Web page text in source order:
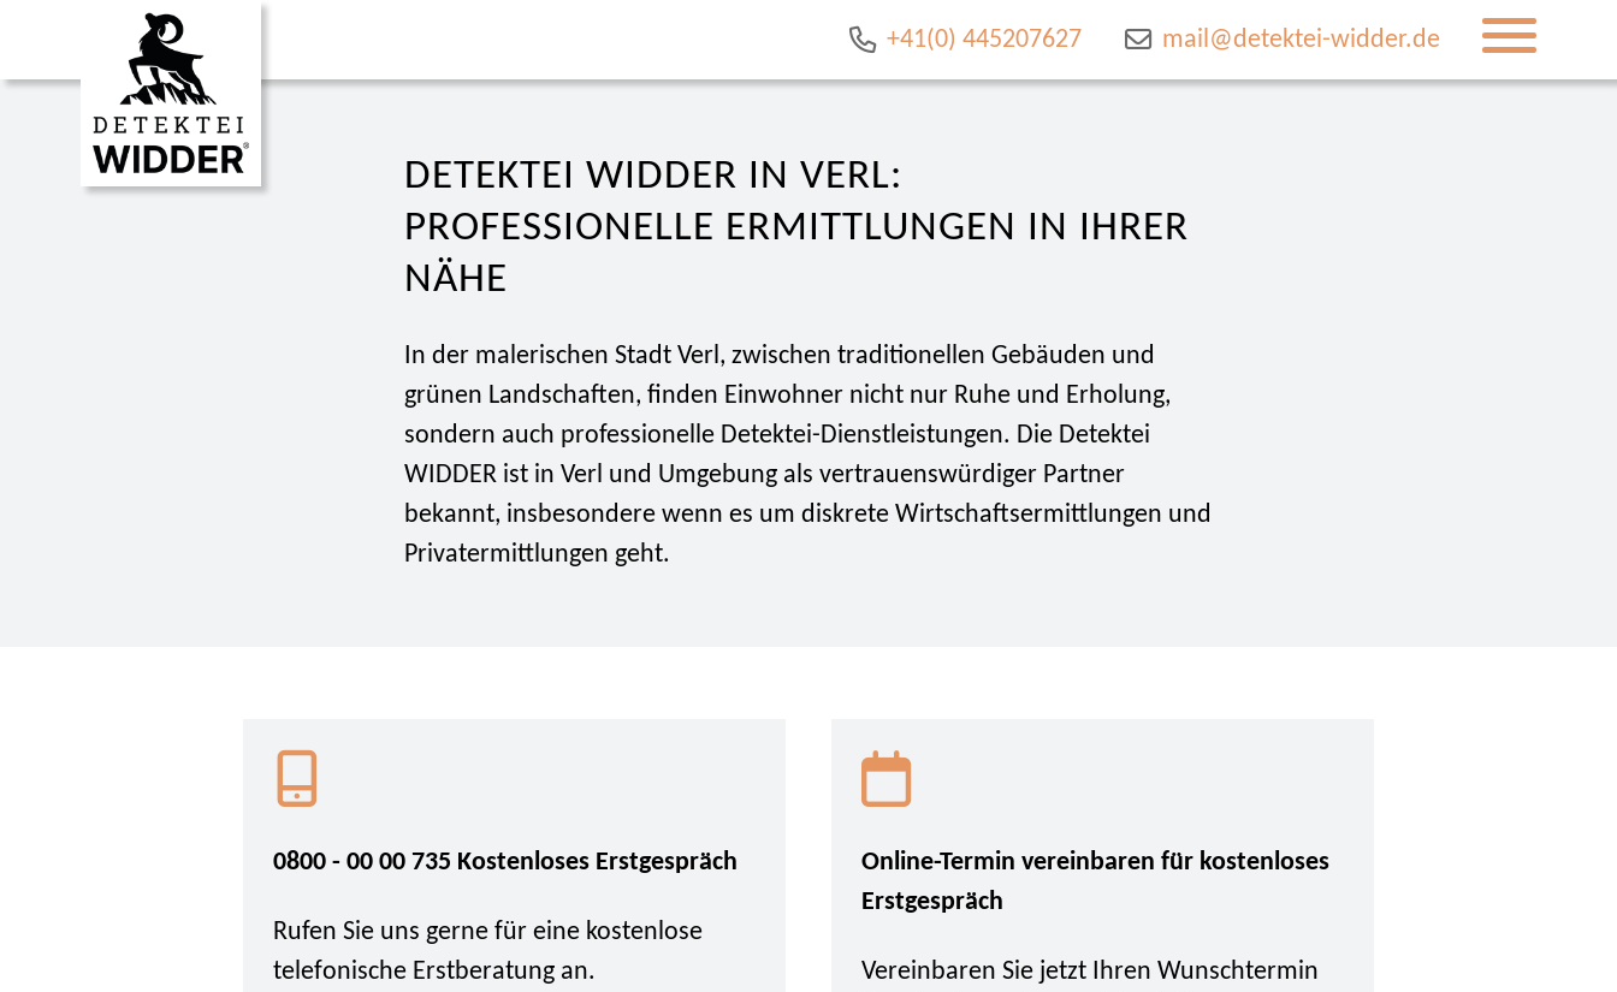
+41(0) 445207627 mail@detektei-widder.de
DETEKTEI WIDDER IN VERL:
PROFESSIONELLE ERMITTLUNGEN IN IHRER
NÄHE
In der malerischen Stadt Verl, zwischen traditionellen Gebäuden und
grünen Landschaften, finden Einwohner nicht nur Ruhe und Erholung,
sondern auch professionelle Detektei-Dienstleistungen. Die Detektei
WIDDER ist in Verl und Umgebung als vertrauenswürdiger Partner
bekannt, insbesondere wenn es um diskrete Wirtschaftsermittlungen und
Privatermittlungen geht.
0800 - 00 00 735 Kostenloses Erstgespräch
Rufen Sie uns gerne für eine kostenlose
telefonische Erstberatung an.
Online-Termin vereinbaren für kostenloses
Erstgespräch
Vereinbaren Sie jetzt Ihren Wunschtermin